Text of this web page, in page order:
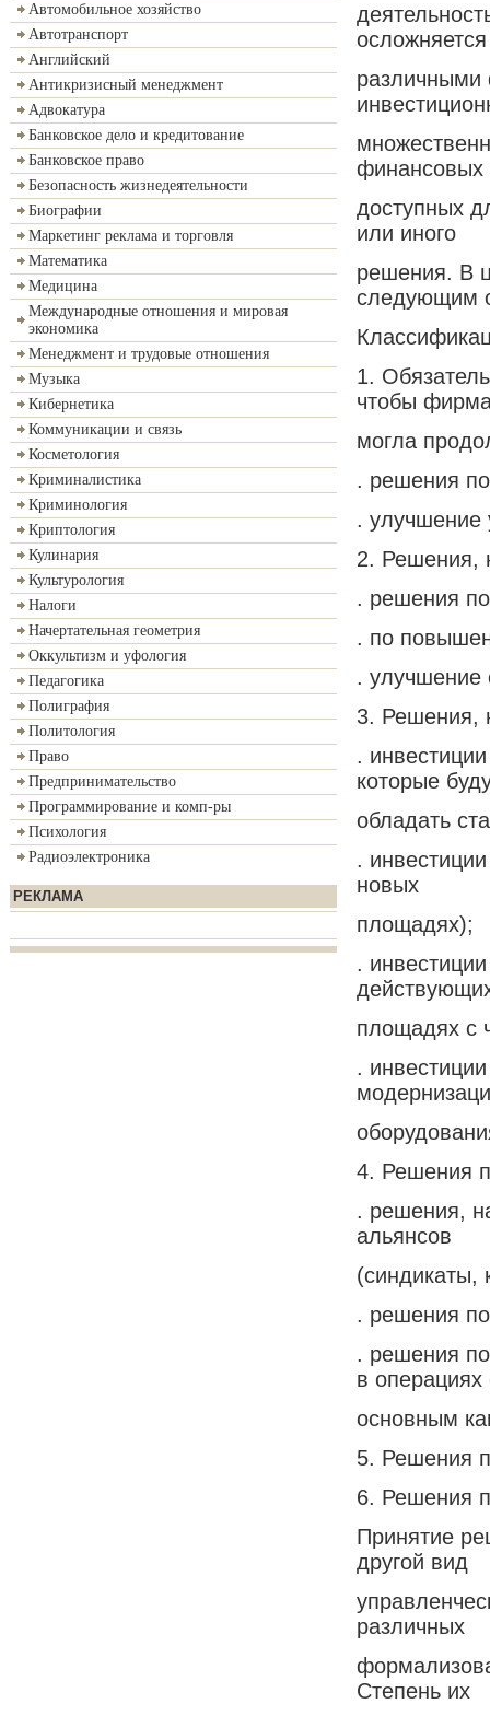
Автомобильное хозяйство
Автотранспорт
Английский
Антикризисный менеджмент
Адвокатура
Банковское дело и кредитование
Банковское право
Безопасность жизнедеятельности
Биографии
Маркетинг реклама и торговля
Математика
Медицина
Международные отношения и мировая
экономика
Менеджмент и трудовые отношения
Музыка
Кибернетика
Коммуникации и связь
Косметология
Криминалистика
Криминология
Криптология
Кулинария
Культурология
Налоги
Начертательная геометрия
Оккультизм и уфология
Педагогика
Полиграфия
Политология
Право
Предпринимательство
Программирование и комп-ры
Психология
Радиоэлектроника
РЕКЛАМА
осложняется
различными
финансовых
доступных
или иного
решения. В
следующим
1.
чтобы
могла
. решения
. улучшение
2. Решения,
. решения
. по
. улучшение
3. Решения,
.
которые
обладать
.
новых
площадях);
.
площадях с
.
4. Решения
. решения,
альянсов
(синдикаты,
. решения
. решения
в операциях
основным
5. Решения
6. Решения
Принятие
другой вид
различных
Степень их